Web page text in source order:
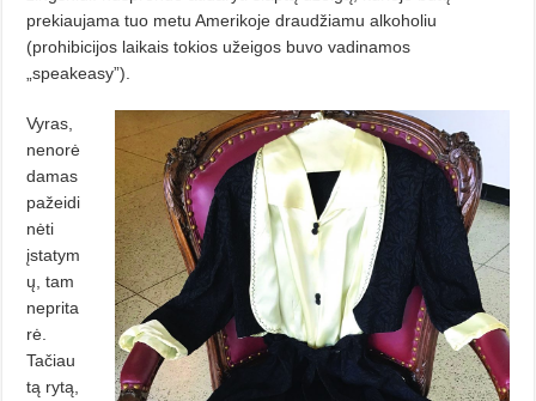
prekiaujama tuo metu Amerikoje draudžiamu alkoholiu
(prohibicijos laikais tokios užeigos buvo vadinamos
„speakeasy”).
Vyras,
nenorė
damas
pažeidi
nėti
įstatym
ų, tam
neprita
rė.
Tačiau
tą rytą,